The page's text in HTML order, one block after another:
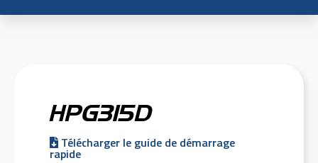
HPG315D
Télécharger le guide de démarrage
rapide